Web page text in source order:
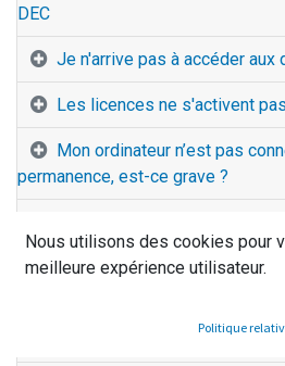
DEC
Je n'arrive pas à accéder aux
Les licences ne s'activent pas
Mon ordinateur n’est pas
permanence, est-ce grave ?
Je ne vois pas mes
La popup de lancement de
Nous utilisons des cookies pour
meilleure expérience utilisateur.
Politique